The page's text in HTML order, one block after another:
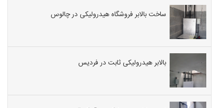
ساخت بالابر فروشگاه هیدرولیکی در چالوس
بالابر هیدرولیکی ثابت در فردیس